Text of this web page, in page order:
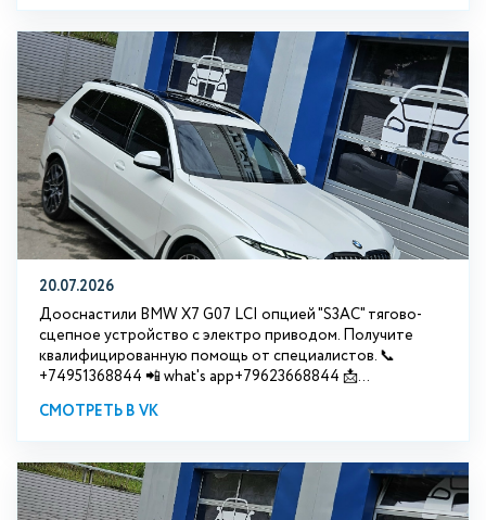
20.07.2026
Дооснастили BMW Х7 G07 LCI опцией "S3АС" тягово-
сцепное устройство с электро приводом. Получите
квалифицированную помощь от специалистов. 📞
+74951368844 📲 what's app+79623668844 📩...
СМОТРЕТЬ В VK